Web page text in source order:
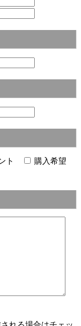
ト
購入希望